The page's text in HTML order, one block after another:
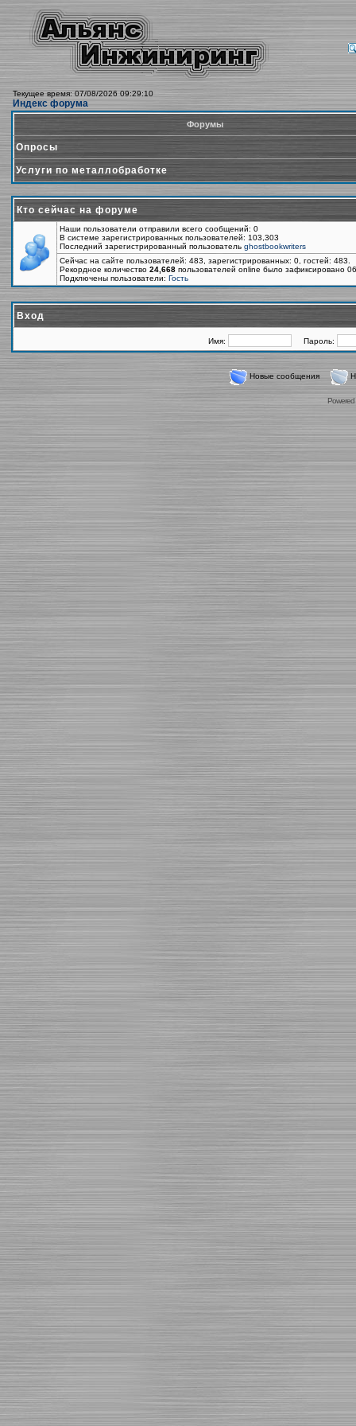
Текущее время: 07/08/2026 09:29:10
Индекс форума
Форумы
Опросы
Услуги по металлобработке
Кто сейчас на форуме
Наши пользователи отправили всего сообщений: 0
В системе зарегистрированных пользователей: 103,303
Последний зарегистрированный пользователь ghostbookwriters
Сейчас на сайте пользователей: 483, зарегистрированных: 0, гостей:
Рекордное количество 24,668 пользователей online было зафиксировано
Подключены пользователи: Гость
Вход
Имя: Пароль:
Новые сообщения